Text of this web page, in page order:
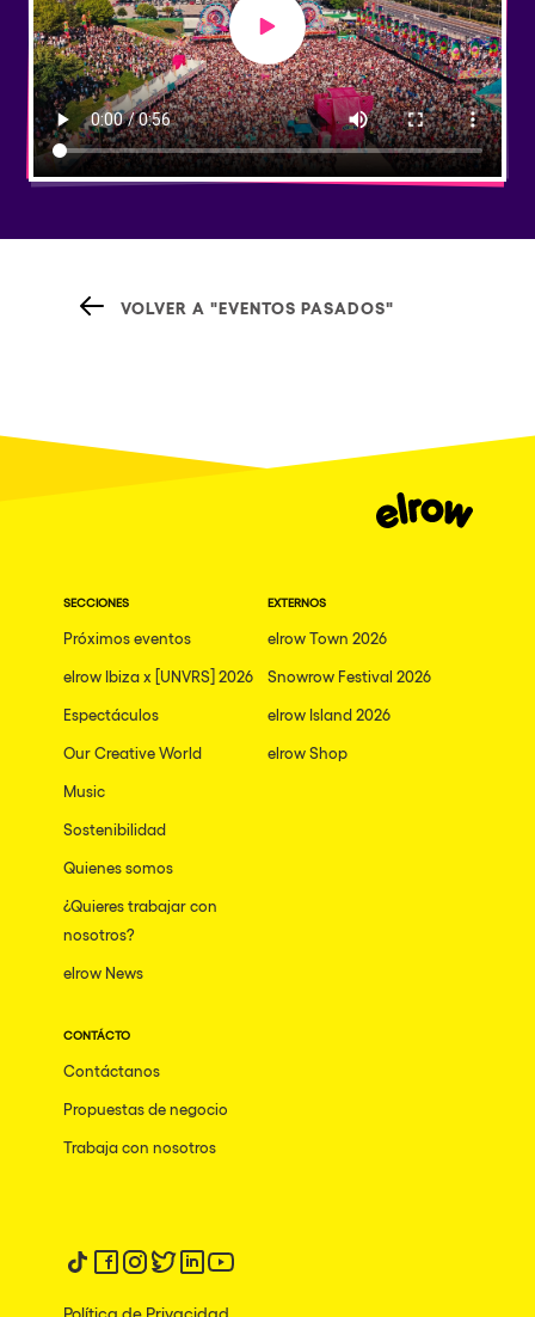
Play video
VOLVER A "EVENTOS PASADOS"
SECCIONES
Próximos eventos
elrow Ibiza x [UNVRS] 2026
Espectáculos
Our Creative World
Music
Sostenibilidad
Quienes somos
¿Quieres trabajar con
nosotros?
elrow News
EXTERNOS
elrow Town 2026
Snowrow Festival 2026
elrow Island 2026
elrow Shop
CONTÁCTO
Contáctanos
Propuestas de negocio
Trabaja con nosotros
Síguenos en tiktok
Síguenos en facebook
Síguenos en instagram
Síguenos en twitter
Síguenos en linkedin
Síguenos en youtube
Política de Privacidad